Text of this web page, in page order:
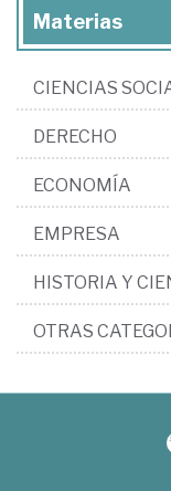
Materias
CIENCIAS
DERECHO
ECONOMÍA
EMPRESA
HISTORIA Y
OTRAS